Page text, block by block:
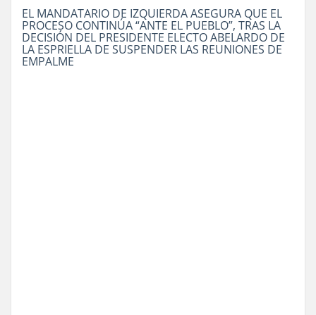
EL MANDATARIO DE IZQUIERDA ASEGURA QUE EL
PROCESO CONTINÚA “ANTE EL PUEBLO”, TRAS LA
DECISIÓN DEL PRESIDENTE ELECTO ABELARDO DE
LA ESPRIELLA DE SUSPENDER LAS REUNIONES DE
EMPALME